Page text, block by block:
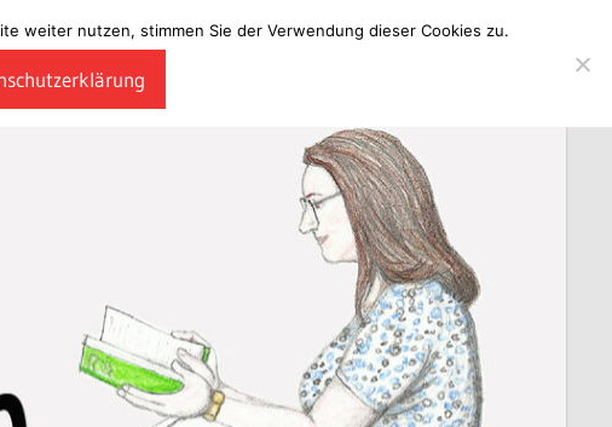
weiter nutzen, stimmen Sie der Verwendung dieser Cookies zu.